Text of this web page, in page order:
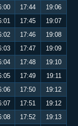
17:44
19:06
17:45
19:07
17:46
19:08
17:47
19:09
17:48
19:10
17:49
19:11
17:50
19:12
17:51
19:12
17:52
19:13